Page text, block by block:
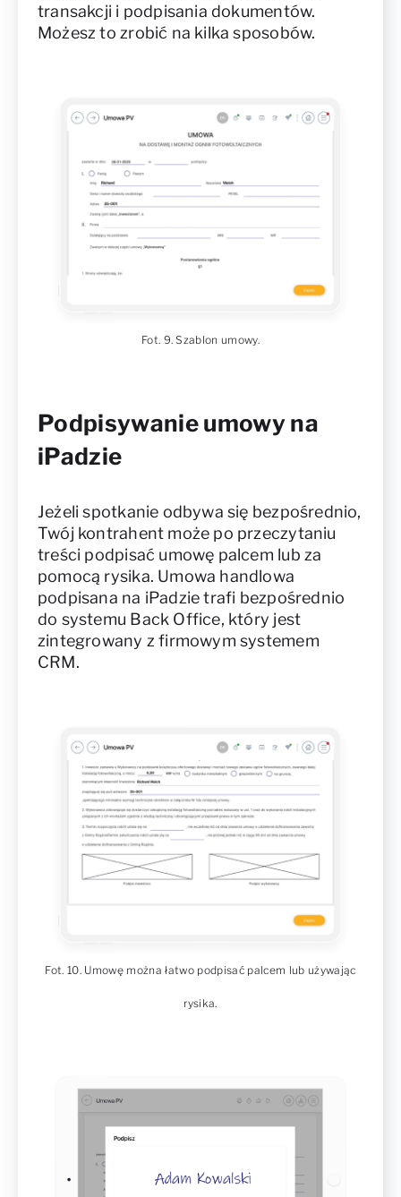
transakcji i podpisania dokumentów.
Możesz to zrobić na kilka sposobów.
Fot. 9. Szablon umowy.
Podpisywanie umowy na
iPadzie
Jeżeli spotkanie odbywa się bezpośrednio,
Twój kontrahent może po przeczytaniu
treści podpisać umowę palcem lub za
pomocą rysika. Umowa handlowa
podpisana na iPadzie trafi bezpośrednio
do systemu Back Office, który jest
zintegrowany z firmowym systemem
CRM.
Fot. 10. Umowę można łatwo podpisać palcem lub używając
rysika.